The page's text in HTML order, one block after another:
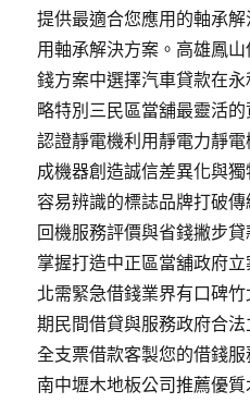
提供最適合您應用的軸承
用軸承解決方案。高雄鳳
錢方案中選擇汽車貸款在
略特別三民區當舖最靈活
認證靜電機利用靜電力靜
成機器創造誠信差異化與
容易辨識的標誌品牌打破
回機服務評價與省錢撇步
掌握打造中正區當舖政府
北需緊急借錢業界有口碑
期民間借貸與服務政府合
全支票借款客製您的借錢
南中壢木地板公司推薦優